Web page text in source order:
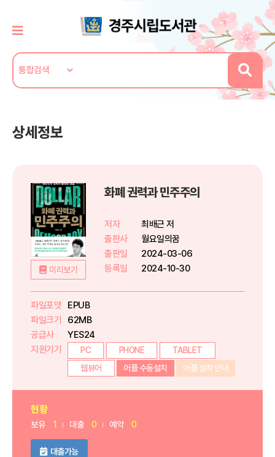
상세정보
미리보기
화폐 권력과 민주주의
저자
최배근 저
출판사
월요일의꿈
출판일
2024-03-06
등록일
2024-10-30
파일포맷
EPUB
파일크기
62MB
공급사
YES24
지원기기
PC PHONE
TABLET
웹뷰어
어플 수동설치 어플 설치 안내
현황
보유 1 대출 0 예약 0
대출가능